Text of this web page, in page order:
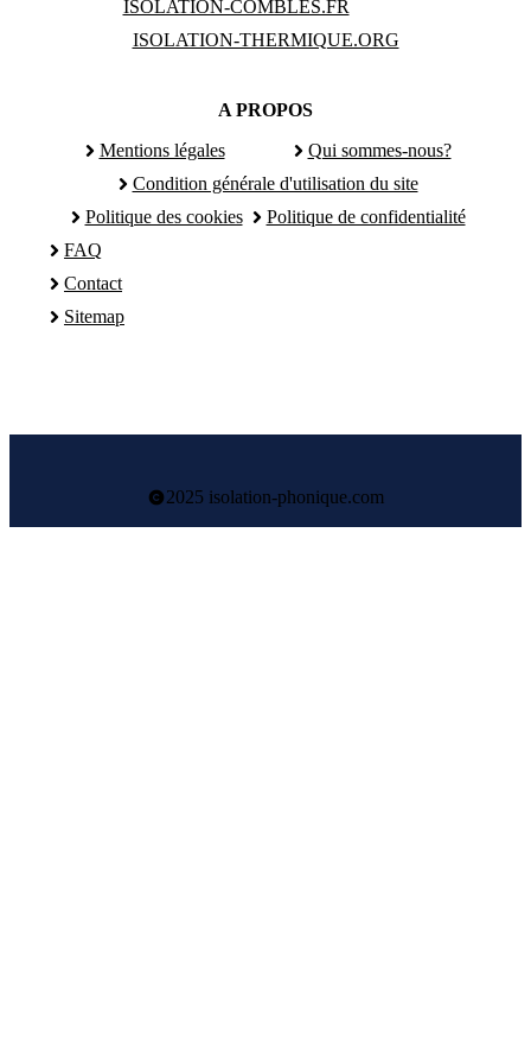
ISOLATION-COMBLES.FR
ISOLATION-THERMIQUE.ORG
A PROPOS
Mentions légales
Qui sommes-nous?
Condition générale d'utilisation du site
Politique des cookies
Politique de confidentialité
FAQ
Contact
Sitemap
2025 isolation-phonique.com